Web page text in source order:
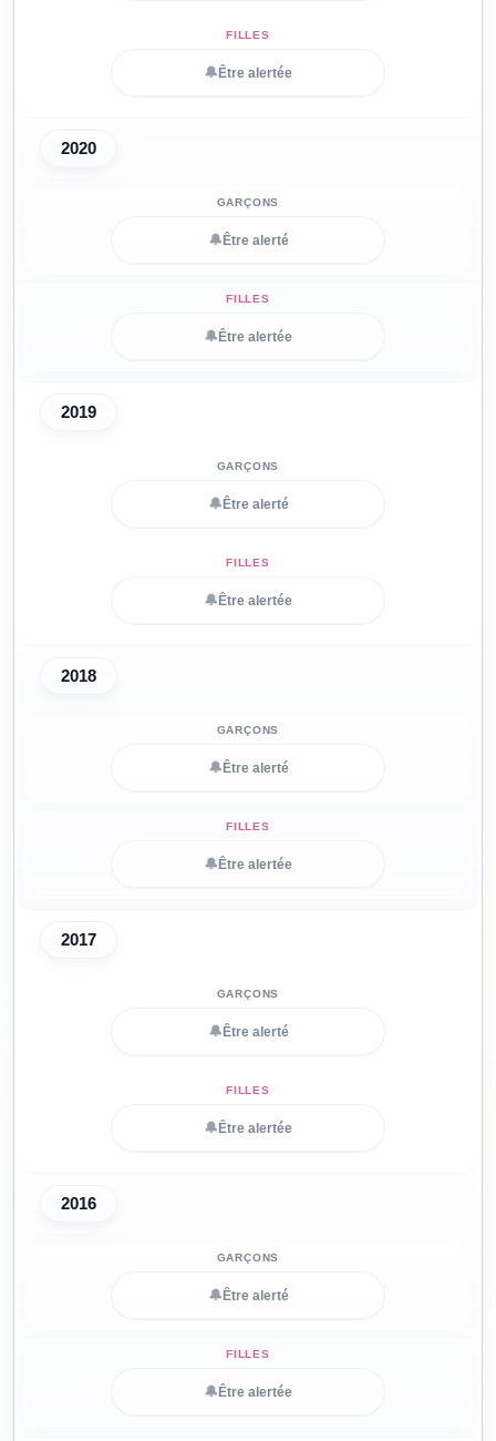
🔔 Être alertée
2020
🔔 Être alerté
🔔 Être alertée
2019
🔔 Être alerté
🔔 Être alertée
2018
🔔 Être alerté
🔔 Être alertée
2017
🔔 Être alerté
🔔 Être alertée
2016
🔔 Être alerté
🔔 Être alertée